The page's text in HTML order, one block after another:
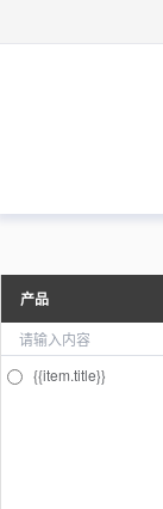
产品
{{item.title}}